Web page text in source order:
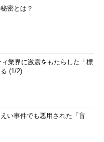
密とは？
業界に激震をもたらした「標
(1/2)
い事件でも悪用された「盲